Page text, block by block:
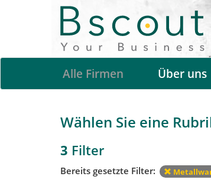
Alle Firmen Über uns
Wählen Sie eine
3 Filter
Bereits gesetzte Filter: